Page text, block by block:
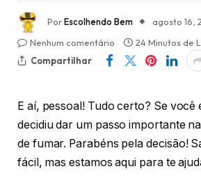
PorEscolhendo Bem
agosto 16,
Nenhum comentário
24 Minutos de
Compartilhar
E aí, pessoal! Tudo certo? Se você
decidiu dar um passo importante
de fumar. Parabéns pela decisão!
fácil, mas estamos aqui para te